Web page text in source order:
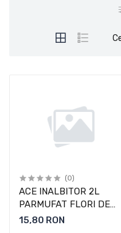
(0)
ACE INALBITOR 2L
PARMUFAT FLORI DE
CAMP
15,80 RON